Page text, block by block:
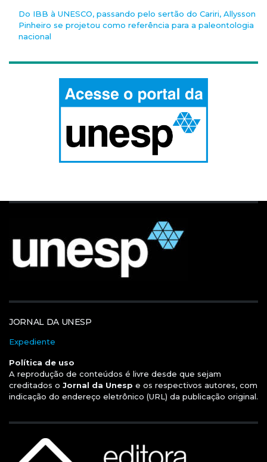
Do IBB à UNESCO, passando pelo sertão do Cariri, Allysson
Pinheiro se projetou como referência para a paleontologia
nacional
JORNAL DA UNESP
Expediente
Política de uso
A reprodução de conteúdos é livre desde que sejam
creditados o Jornal da Unesp e os respectivos autores, com
indicação do endereço eletrônico (URL) da publicação original.